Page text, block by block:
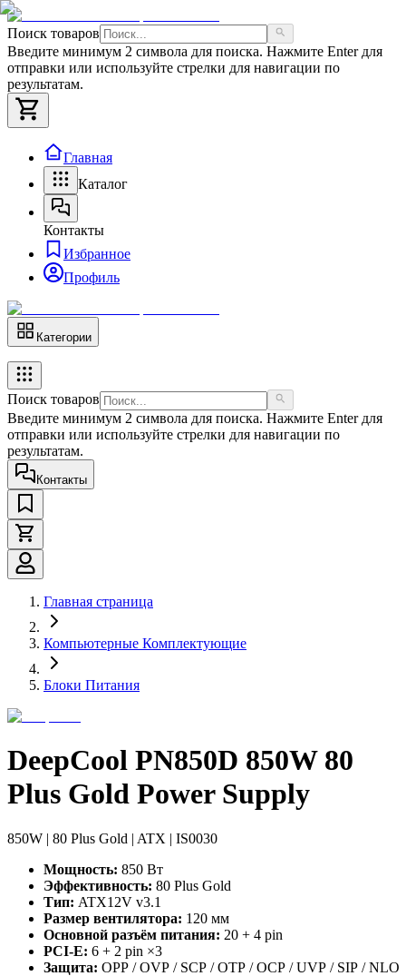
Поиск товаров
Введите минимум 2 символа для поиска. Нажмите Enter для
отправки или используйте стрелки для навигации по
результатам.
Главная
Каталог
Контакты
Избранное
Профиль
Категории
Поиск товаров
Введите минимум 2 символа для поиска. Нажмите Enter для
отправки или используйте стрелки для навигации по
результатам.
Контакты
Главная страница
Компьютерные Комплектующие
Блоки Питания
DeepCool PN850D 850W 80
Plus Gold Power Supply
850W | 80 Plus Gold | ATX | IS0030
Мощность: 850 Вт
Эффективность: 80 Plus Gold
Тип: ATX12V v3.1
Размер вентилятора: 120 мм
Основной разъём питания: 20 + 4 pin
PCI-E: 6 + 2 pin ×3
Защита: OPP / OVP / SCP / OTP / OCP / UVP / SIP / NLO